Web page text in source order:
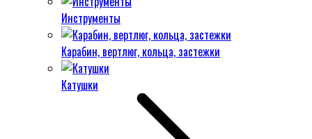
Инструменты
Карабин, вертлюг, кольца, застежки
Катушки